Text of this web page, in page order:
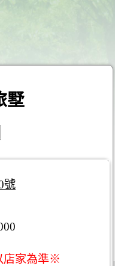
墅
號
店家為準※